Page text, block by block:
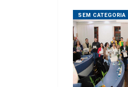
SEM CATEGORIA